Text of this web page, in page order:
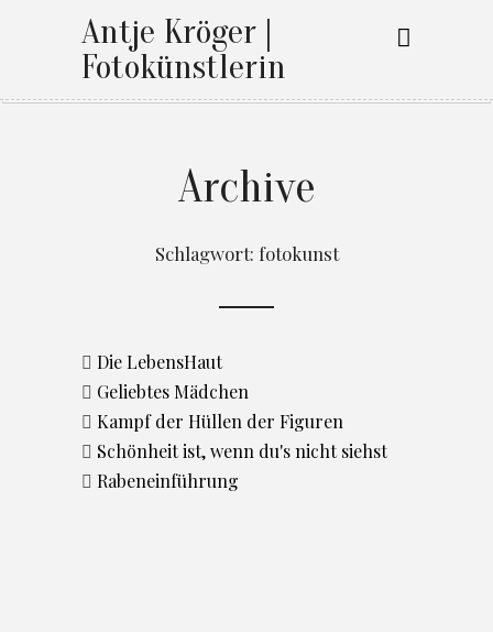
Antje Kröger |
Fotokünstlerin
Archive
Schlagwort: fotokunst
Die LebensHaut
Geliebtes Mädchen
Kampf der Hüllen der Figuren
Schönheit ist, wenn du's nicht siehst
Rabeneinführung